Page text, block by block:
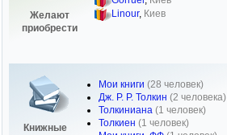
Желают
приобрести
Linour, Киев
Книжные
Мои книги (28 человек)
Дж. Р. Р. Толкин (2 человека)
Толкиниана (1 человек)
Толкиен (1 человек)